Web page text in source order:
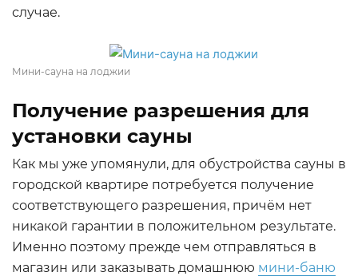
случае.
Мини-сауна на лоджии
Получение разрешения для
установки сауны
Как мы уже упомянули, для обустройства сауны в
городской квартире потребуется получение
соответствующего разрешения, причём нет
никакой гарантии в положительном результате.
Именно поэтому прежде чем отправляться в
магазин или заказывать домашнюю мини-баню